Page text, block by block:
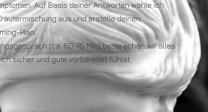
Auf Basis deiner Antworten wähle ich
aus und erstelle deinen
Plan.
(ca. 60-75 Min) besprechen wir alles
sicher und gute vorbereitet fühlst.